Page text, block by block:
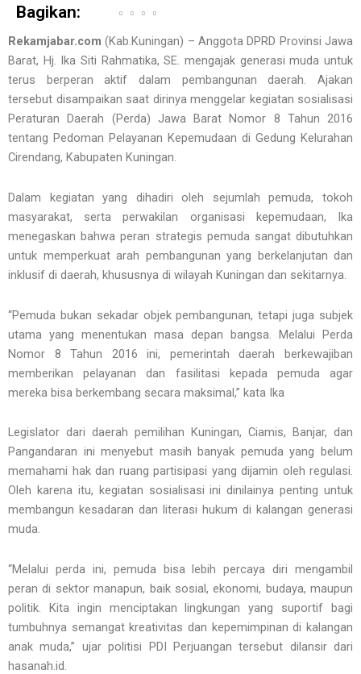
Bagikan:
Rekamjabar.com (Kab.Kuningan) – Anggota DPRD Provinsi Jawa
Barat, Hj. Ika Siti Rahmatika, SE. mengajak generasi muda untuk
terus berperan aktif dalam pembangunan daerah. Ajakan
tersebut disampaikan saat dirinya menggelar kegiatan sosialisasi
Peraturan Daerah (Perda) Jawa Barat Nomor 8 Tahun 2016
tentang Pedoman Pelayanan Kepemudaan di Gedung Kelurahan
Cirendang, Kabupaten Kuningan.
Dalam kegiatan yang dihadiri oleh sejumlah pemuda, tokoh
masyarakat, serta perwakilan organisasi kepemudaan, Ika
menegaskan bahwa peran strategis pemuda sangat dibutuhkan
untuk memperkuat arah pembangunan yang berkelanjutan dan
inklusif di daerah, khususnya di wilayah Kuningan dan sekitarnya.
“Pemuda bukan sekadar objek pembangunan, tetapi juga subjek
utama yang menentukan masa depan bangsa. Melalui Perda
Nomor 8 Tahun 2016 ini, pemerintah daerah berkewajiban
memberikan pelayanan dan fasilitasi kepada pemuda agar
mereka bisa berkembang secara maksimal,” kata Ika
Legislator dari daerah pemilihan Kuningan, Ciamis, Banjar, dan
Pangandaran ini menyebut masih banyak pemuda yang belum
memahami hak dan ruang partisipasi yang dijamin oleh regulasi.
Oleh karena itu, kegiatan sosialisasi ini dinilainya penting untuk
membangun kesadaran dan literasi hukum di kalangan generasi
muda.
“Melalui perda ini, pemuda bisa lebih percaya diri mengambil
peran di sektor manapun, baik sosial, ekonomi, budaya, maupun
politik. Kita ingin menciptakan lingkungan yang suportif bagi
tumbuhnya semangat kreativitas dan kepemimpinan di kalangan
anak muda,” ujar politisi PDI Perjuangan tersebut dilansir dari
hasanah.id.